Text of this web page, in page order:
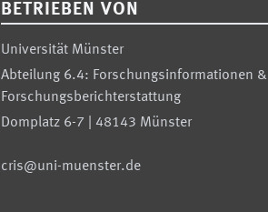
BETRIEBEN VON
Universität Münster
Abteilung 6.4: Forschungsinformationen &
Forschungsberichterstattung
Domplatz 6-7 | 48143 Münster
cris@uni-muenster.de